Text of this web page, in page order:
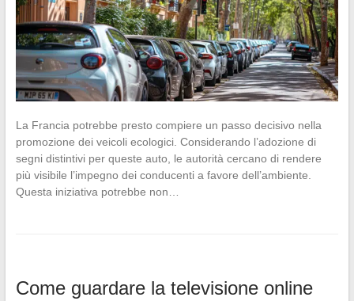
La Francia potrebbe presto compiere un passo decisivo nella
promozione dei veicoli ecologici. Considerando l’adozione di
segni distintivi per queste auto, le autorità cercano di rendere
più visibile l’impegno dei conducenti a favore dell’ambiente.
Questa iniziativa potrebbe non…
Come guardare la televisione online